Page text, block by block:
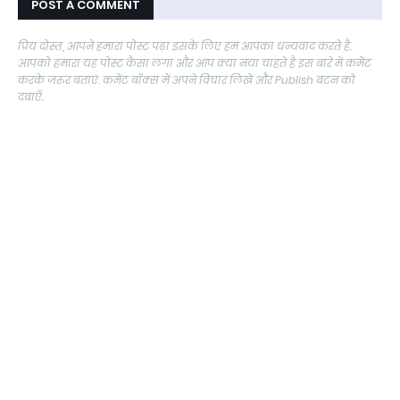
POST A COMMENT
प्रिय दोस्त, आपने हमारा पोस्ट पढ़ा इसके लिए हम आपका धन्यवाद करते है.
आपको हमारा यह पोस्ट कैसा लगा और आप क्या नया चाहते है इस बारे में कमेंट
करके जरुर बताएं. कमेंट बॉक्स में अपने विचार लिखें और Publish बटन को
दबाएँ.